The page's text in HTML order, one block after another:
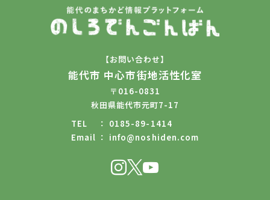
【お問い合わせ】
能代市 中心市街地活性化室
〒016-0831
秋田県能代市元町7-17
TEL
0185-89-1414
Email
info@noshiden.com